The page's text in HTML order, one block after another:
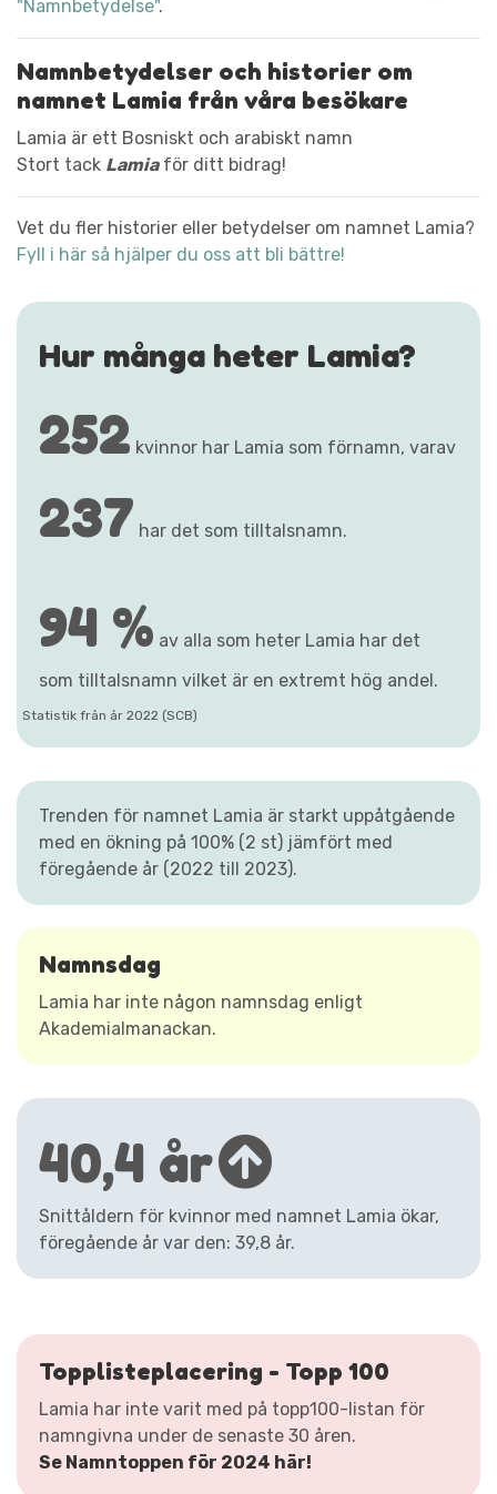
"Namnbetydelse".
Namnbetydelser och historier om
namnet Lamia från våra besökare
Lamia är ett Bosniskt och arabiskt namn
Stort tack Lamiaför ditt bidrag!
Vet du fler historier eller betydelser om namnet Lamia?
Fyll i här så hjälper du oss att bli bättre!
Hur många heter Lamia?
252 kvinnor har Lamia som förnamn, varav
237 har det som tilltalsnamn.
94 % av alla som heter Lamia har det
som tilltalsnamn vilket är en extremt hög andel.
Statistik från år 2022 (SCB)
Trenden för namnet Lamia är starkt uppåtgående
med en ökning på 100% (2 st) jämfört med
föregående år (2022 till 2023).
Namnsdag
Lamia har inte någon namnsdag enligt
Akademialmanackan.
40,4 år
Snittåldern för kvinnor med namnet Lamia ökar,
föregående år var den: 39,8 år.
Topplisteplacering - Topp 100
Lamia har inte varit med på topp100-listan för
namngivna under de senaste 30 åren.
Se Namntoppen för 2024 här!